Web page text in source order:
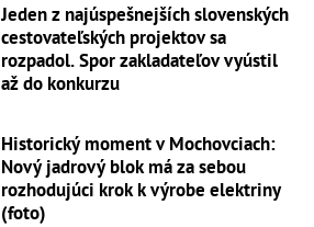
Jeden z najúspešnejších slovenských
cestovateľských projektov sa
rozpadol. Spor zakladateľov vyústil
až do konkurzu
Historický moment v Mochovciach:
Nový jadrový blok má za sebou
rozhodujúci krok k výrobe elektriny
(foto)